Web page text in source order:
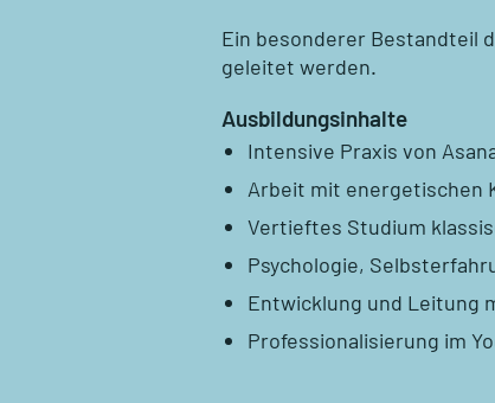
Ein besonderer Bestandteil
geleitet werden.
Ausbildungsinhalte
Intensive Praxis von
Arbeit mit energetischen
Vertieftes Studium
Psychologie,
Entwicklung und Leitung
Professionalisierung im